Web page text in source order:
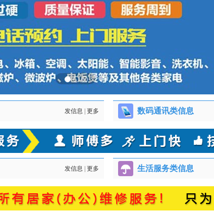
发信息 更多 数码通讯类信息
发信息 更多 生活服务类信息